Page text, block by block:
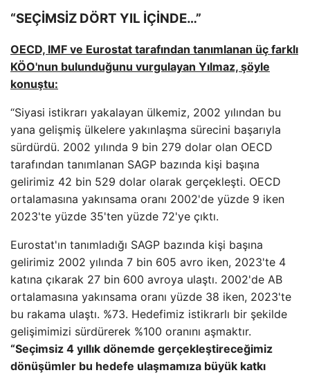
“SEÇİMSİZ DÖRT YIL İÇİNDE…”
OECD, IMF ve Eurostat tarafından tanımlanan üç farklı
KÖO'nun bulunduğunu vurgulayan Yılmaz, şöyle
konuştu:
“Siyasi istikrarı yakalayan ülkemiz, 2002 yılından bu
yana gelişmiş ülkelere yakınlaşma sürecini başarıyla
sürdürdü. 2002 yılında 9 bin 279 dolar olan OECD
tarafından tanımlanan SAGP bazında kişi başına
gelirimiz 42 bin 529 dolar olarak gerçekleşti. OECD
ortalamasına yakınsama oranı 2002'de yüzde 9 iken
2023'te yüzde 35'ten yüzde 72'ye çıktı.
Eurostat'ın tanımladığı SAGP bazında kişi başına
gelirimiz 2002 yılında 7 bin 605 avro iken, 2023'te 4
katına çıkarak 27 bin 600 avroya ulaştı. 2002'de AB
ortalamasına yakınsama oranı yüzde 38 iken, 2023'te
bu rakama ulaştı. %73. Hedefimiz istikrarlı bir şekilde
gelişimimizi sürdürerek %100 oranını aşmaktır.
“Seçimsiz 4 yıllık dönemde gerçekleştireceğimiz
dönüşümler bu hedefe ulaşmamıza büyük katkı